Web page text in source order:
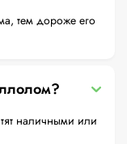
тем дороже его
наличными или